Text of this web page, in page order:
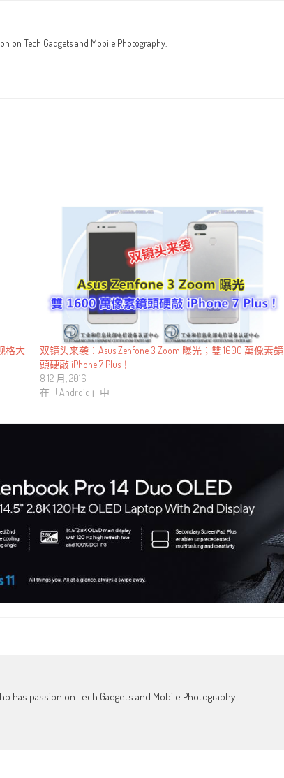
on Tech Gadgets and Mobile Photography.
格大
双镜头来袭：Asus Zenfone 3 Zoom 曝光；雙 1600 萬像素鏡
頭硬敲 iPhone 7 Plus！
8 12 月, 2016
在「Android」中
has passion on Tech Gadgets and Mobile Photography.